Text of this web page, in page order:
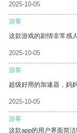
2025-10-05
游客
这款游戏的剧情非常感
2025-10-05
游客
超级好用的加速器，妈
2025-10-05
游客
这款app的用户界面简